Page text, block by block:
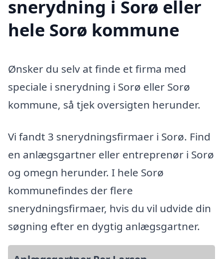
snerydning i Sorø eller
hele Sorø kommune
Ønsker du selv at finde et firma med
speciale i snerydning i Sorø eller Sorø
kommune, så tjek oversigten herunder.
Vi fandt 3 snerydningsfirmaer i Sorø. Find
en anlægsgartner eller entreprenør i Sorø
og omegn herunder. I hele Sorø
kommunefindes der flere
snerydningsfirmaer, hvis du vil udvide din
søgning efter en dygtig anlægsgartner.